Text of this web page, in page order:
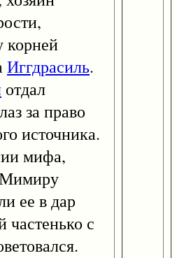
корней
Иггдрасиль.
отдал
за право
источника.
мифа,
Мимиру
ее в дар
с